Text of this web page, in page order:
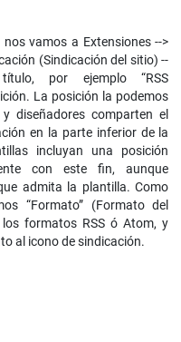
vamos a Extensiones -->
(Sindicación del sitio) --
por ejemplo “RSS
La posición la podemos
diseñadores comparten el
en la parte inferior de la
incluyan una posición
con este fin, aunque
admita la plantilla. Como
“Formato” (Formato del
formatos RSS ó Atom, y
al icono de sindicación.